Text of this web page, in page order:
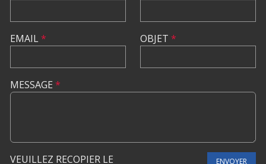
EMAIL* OBJET *
MESSAGE *
VEUILLEZ RECOPIER LE ENVOYER